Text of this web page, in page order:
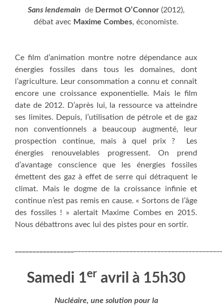
Sans lendemain de Dermot O’Connor(2012),
débat avec Maxime Combes, économiste.
Ce film d’animation montre notre dépendance aux
énergies fossiles dans tous les domaines, dont
l’agriculture. Leur consommation a connu et connaît
encore une croissance exponentielle. Mais le film
date de 2012. D’après lui, la ressource va atteindre
ses limites. Depuis, l’utilisation de pétrole et de gaz
non conventionnels a beaucoup augmenté, leur
prospection continue, mais à quel prix ? Les
énergies renouvelables progressent. On prend
d’avantage conscience que les énergies fossiles
émettent des gaz à effet de serre qui détraquent le
climat. Mais le dogme de la croissance infinie et
continue n’est pas remis en cause. « Sortons de l’âge
des fossiles ! » alertait Maxime Combes en 2015.
Nous débattrons avec lui des pistes pour en sortir.
Samedi 1er avril à 15h30
Nucléaire, une solution pour la